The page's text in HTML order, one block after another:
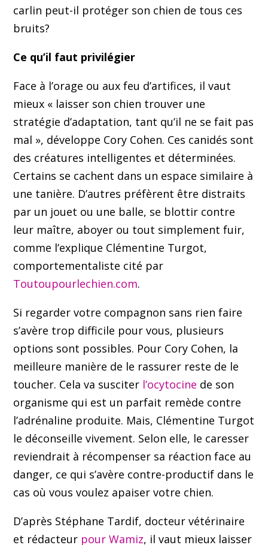
carlin peut-il protéger son chien de tous ces
bruits?
Ce qu’il faut privilégier
Face à l’orage ou aux feu d’artifices, il vaut
mieux « laisser son chien trouver une
stratégie d’adaptation, tant qu’il ne se fait pas
mal », développe Cory Cohen. Ces canidés sont
des créatures intelligentes et déterminées.
Certains se cachent dans un espace similaire à
une tanière. D’autres préfèrent être distraits
par un jouet ou une balle, se blottir contre
leur maître, aboyer ou tout simplement fuir,
comme l’explique Clémentine Turgot,
comportementaliste cité par
Toutoupourlechien.com.
Si regarder votre compagnon sans rien faire
s’avère trop difficile pour vous, plusieurs
options sont possibles. Pour Cory Cohen, la
meilleure manière de le rassurer reste de le
toucher. Cela va susciter l’ocytocine de son
organisme qui est un parfait remède contre
l’adrénaline produite. Mais, Clémentine Turgot
le déconseille vivement. Selon elle, le caresser
reviendrait à récompenser sa réaction face au
danger, ce qui s’avère contre-productif dans le
cas où vous voulez apaiser votre chien.
D’après Stéphane Tardif, docteur vétérinaire
et rédacteur pour Wamiz, il vaut mieux laisser